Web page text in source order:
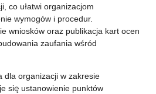
co ułatwi organizacjom
wymogów i procedur.
wniosków oraz publikacja kart ocen
zaufania wśród
dla organizacji w zakresie
się ustanowienie punktów